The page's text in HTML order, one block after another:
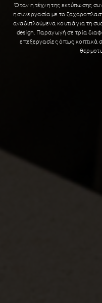
Όταν η τέχνη της εκτύπωσης
η συνεργασία με το
αναδιπλούμενα κουτιά για τη
design. Παραγωγή σε τρία
επεξεργασίες όπως κοπτικά